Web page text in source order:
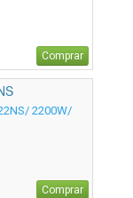
Comprar
2200W/
Comprar